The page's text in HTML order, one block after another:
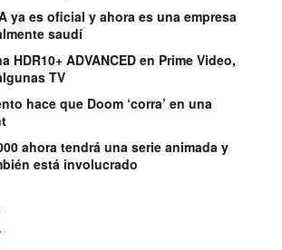
ya es oficial y ahora es una empresa
saudí
HDR10+ ADVANCED en Prime Video,
TV
hace que Doom ‘corra’ en una
ahora tendrá una serie animada y
está involucrado